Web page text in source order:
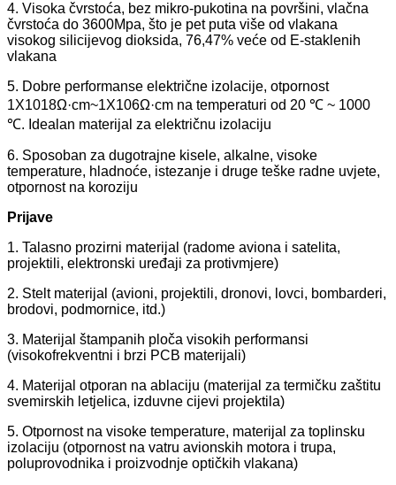
4. Visoka čvrstoća, bez mikro-pukotina na površini, vlačna
čvrstoća do 3600Mpa, što je pet puta više od vlakana
visokog silicijevog dioksida, 76,47% veće od E-staklenih
vlakana
5. Dobre performanse električne izolacije, otpornost
1X1018Ω·cm~1X106Ω·cm na temperaturi od 20 ℃ ~ 1000
℃. Idealan materijal za električnu izolaciju
6. Sposoban za dugotrajne kisele, alkalne, visoke
temperature, hladnoće, istezanje i druge teške radne uvjete,
otpornost na koroziju
Prijave
1. Talasno prozirni materijal (radome aviona i satelita,
projektili, elektronski uređaji za protivmjere)
2. Stelt materijal (avioni, projektili, dronovi, lovci, bombarderi,
brodovi, podmornice, itd.)
3. Materijal štampanih ploča visokih performansi
(visokofrekventni i brzi PCB materijali)
4. Materijal otporan na ablaciju (materijal za termičku zaštitu
svemirskih letjelica, izduvne cijevi projektila)
5. Otpornost na visoke temperature, materijal za toplinsku
izolaciju (otpornost na vatru avionskih motora i trupa,
poluprovodnika i proizvodnje optičkih vlakana)